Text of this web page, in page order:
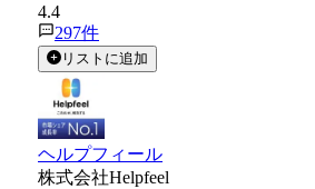
4.4
297件
リストに追加
ヘルプフィール
株式会社Helpfeel